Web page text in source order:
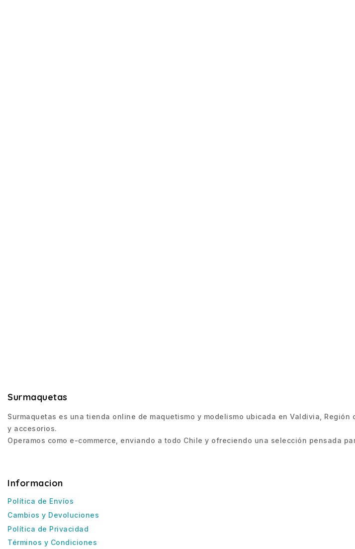
Surmaquetas
Surmaquetas es una tienda online de maquetismo y modelismo ubicada en Valdivia,
y accesorios.
Operamos como e-commerce, enviando a todo Chile y ofreciendo una selección pensada
Informacion
Política de Envíos
Cambios y Devoluciones
Política de Privacidad
Términos y Condiciones